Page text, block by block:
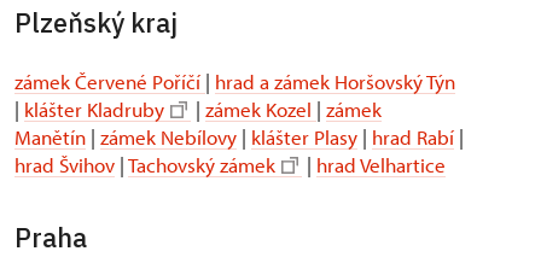
Plzeňský kraj
zámek Červené Poříčí | hrad a zámek Horšovský Týn
| klášter Kladruby | zámek Kozel | zámek
Manětín | zámek Nebílovy | klášter Plasy | hrad Rabí |
hrad Švihov |Tachovský zámek | hrad Velhartice
Praha